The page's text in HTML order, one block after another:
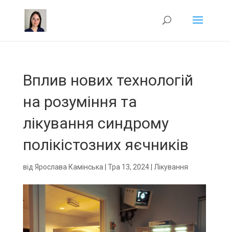
Вплив нових технологій
на розуміння та
лікування синдрому
полікістозних яєчників
від Ярослава Камінська Тра 13, 2024| Лікування